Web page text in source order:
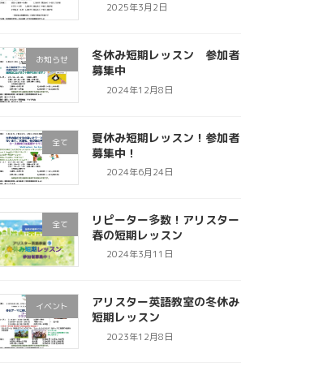
2025年3月2日
お知らせ
冬休み短期レッスン 参加者
募集中
2024年12月8日
全て
夏休み短期レッスン！参加者
募集中！
2024年6月24日
全て
リピーター多数！アリスター
春の短期レッスン
2024年3月11日
イベント
アリスター英語教室の冬休み
短期レッスン
2023年12月8日